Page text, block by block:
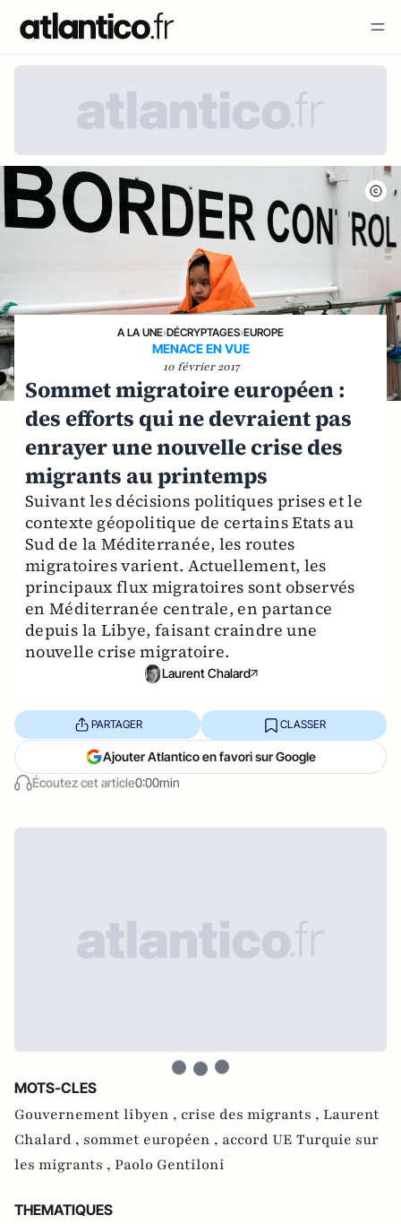
A LA UNE›DÉCRYPTAGES›EUROPE
MENACE EN VUE
10 février 2017
Sommet migratoire européen :
des efforts qui ne devraient pas
enrayer une nouvelle crise des
migrants au printemps
Suivant les décisions politiques prises et le
contexte géopolitique de certains Etats au
Sud de la Méditerranée, les routes
migratoires varient. Actuellement, les
principaux flux migratoires sont observés
en Méditerranée centrale, en partance
depuis la Libye, faisant craindre une
nouvelle crise migratoire.
Laurent Chalard
Écoutez cet article0:00min
PARTAGER CLASSER
Ajouter Atlantico en favori sur Google
MOTS-CLES
Gouvernement libyen , crise des migrants , Laurent
Chalard , sommet européen , accord UE Turquie sur
les migrants , Paolo Gentiloni
THEMATIQUES